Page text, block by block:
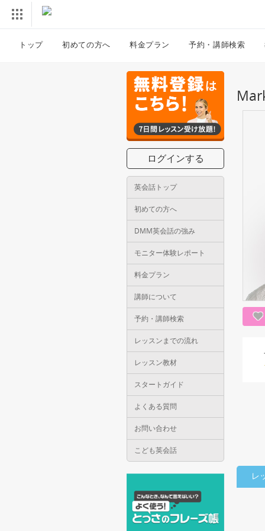
トップ 初めての方へ 料金プラン 予約・講師検索
ログインする
英会話トップ
初めての方へ
DMM英会話の強み
モニター体験レポート
料金プラン
講師について
予約・講師検索
レッスンまでの流れ
レッスン教材
スタートガイド
よくある質問
お問い合わせ
こども英会話
レ